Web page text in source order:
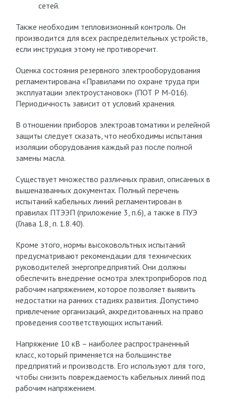
сетей.
Также необходим тепловизионный контроль. Он
производится для всех распределительных устройств,
если инструкция этому не противоречит.
Оценка состояния резервного электрооборудования
регламентирована «Правилами по охране труда при
эксплуатации электроустановок» (ПОТ Р М-016).
Периодичность зависит от условий хранения.
В отношении приборов электроавтоматики и релейной
защиты следует сказать, что необходимы испытания
изоляции оборудования каждый раз после полной
замены масла.
Существует множество различных правил, описанных в
вышеназванных документах. Полный перечень
испытаний кабельных линий регламентирован в
правилах ПТЭЭП (приложение 3, п.6), а также в ПУЭ
(Глава 1.8, п. 1.8.40).
Кроме этого, нормы высоковольтных испытаний
предусматривают рекомендации для технических
руководителей энергопредприятий. Они должны
обеспечить внедрение осмотра электроприборов под
рабочим напряжением, которое позволяет выявить
недостатки на ранних стадиях развития. Допустимо
привлечение организаций, аккредитованных на право
проведения соответствующих испытаний.
Напряжение 10 кВ – наиболее распространенный
класс, который применяется на большинстве
предприятий и производств. Его используют для того,
чтобы снизить повреждаемость кабельных линий под
рабочим напряжением.